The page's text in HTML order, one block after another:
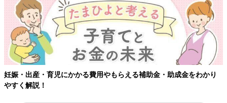
妊娠・出産・育児にかかる費用やもらえる補助金・助成金をわかり
やすく解説！